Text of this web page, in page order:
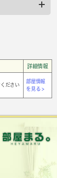
詳細情報
ださい
部屋情報
を見る >